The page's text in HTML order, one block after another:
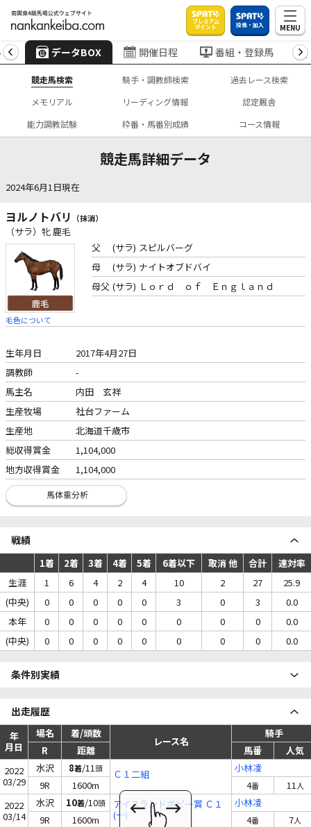
プレミアム
ポイント 投票・加入 MENU
データBOX 開催日程 番組・登録馬
競走馬検索 騎手・調教師検索
過去レース検索
メモリアル
リーディング情報
認定厩舎
能力調教試験
枠番・馬番別成績 コース情報
競走馬詳細データ
2024年6月1日現在
ヨルノトバリ （抹消）
（サラ）牝 鹿毛
毛色について
父 (サラ) スピルバーグ
母
(サラ) ナイトオブドバイ
母父 (サラ) Ｌｏｒｄ ｏｆ Ｅｎｇｌａｎｄ
生年月日
2017年4月27日
調教師
-
馬主名
内田 玄祥
生産牧場
社台ファーム
生産地
北海道千歳市
総収得賞金
1,104,000
地方収得賞金
1,104,000
戦績
1着 2着 3着 4着 5着 6着以下 取消 他 合計
連対率
生涯
1 6 4 2 4 10 2 27
25.9
(中央)
0 0 0 0 0 3 0 3
0.0
本年
0 0 0 0 0 0 0 0
0.0
(中央)
0 0 0 0 0 0 0 0 0.0
条件別実績
出走履歴
年
月日
場名 着/頭数
レース名
騎手
R
距離 馬番
人気
2022
03/29
水沢 8着/11頭 Ｃ１二組
小林凌
9R
1600m 4番 11人
2022
03/14
水沢 10着/10頭
アイスランドポピー賞 Ｃ１
(一)
小林凌
9R
1600m 4番 7人